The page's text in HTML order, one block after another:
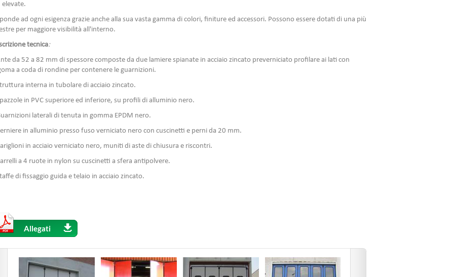
elevate.
ad ogni esigenza grazie anche alla sua vasta gamma di colori, finiture ed accessori. Possono essere dotati di una più
per maggiore visibilità all'interno.
tecnica:
da 52 a 82 mm di spessore composte da due lamiere spianate in acciaio zincato preverniciato profilare ai lati con
a coda di rondine per contenere le guarnizioni.
interna in tubolare di acciaio zincato.
in PVC superiore ed inferiore, su profili di alluminio nero.
laterali di tenuta in gomma EPDM nero.
in alluminio presso fuso verniciato nero con cuscinetti e perni da 20 mm.
in acciaio verniciato nero, muniti di aste di chiusura e riscontri.
a 4 ruote in nylon su cuscinetti a sfera antipolvere.
di fissaggio guida e telaio in acciaio zincato.
Allegati